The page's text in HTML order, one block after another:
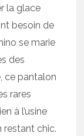
la glace
besoin de
se marie
des
ce pantalon
rares
à l’usine
restant chic.